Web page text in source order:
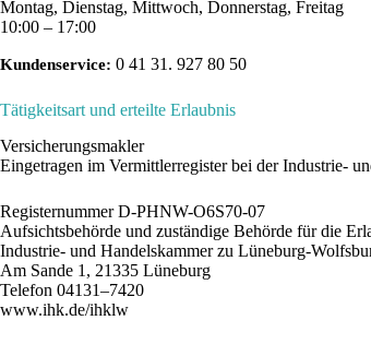
Montag, Dienstag, Mittwoch, Donnerstag, Freitag
10:00 – 17:00
Kundenservice: 0 41 31. 927 80 50
Tätigkeitsart und erteilte Erlaubnis
Versicherungsmakler
Eingetragen im Vermittlerregister bei der Industrie-
Registernummer D-PHNW-O6S70-07
Aufsichtsbehörde und zuständige Behörde für die
Industrie- und Handelskammer zu Lüneburg-
Am Sande 1, 21335 Lüneburg
Telefon 04131–7420
www.ihk.de/ihklw